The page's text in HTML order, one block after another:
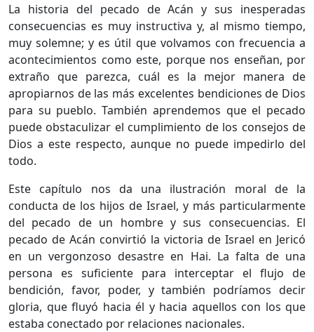
La historia del pecado de Acán y sus inesperadas
consecuencias es muy instructiva y, al mismo tiempo,
muy solemne; y es útil que volvamos con frecuencia a
acontecimientos como este, porque nos enseñan, por
extraño que parezca, cuál es la mejor manera de
apropiarnos de las más excelentes bendiciones de Dios
para su pueblo. También aprendemos que el pecado
puede obstaculizar el cumplimiento de los consejos de
Dios a este respecto, aunque no puede impedirlo del
todo.
Este capítulo nos da una ilustración moral de la
conducta de los hijos de Israel, y más particularmente
del pecado de un hombre y sus consecuencias. El
pecado de Acán convirtió la victoria de Israel en Jericó
en un vergonzoso desastre en Hai. La falta de una
persona es suficiente para interceptar el flujo de
bendición, favor, poder, y también podríamos decir
gloria, que fluyó hacia él y hacia aquellos con los que
estaba conectado por relaciones nacionales.